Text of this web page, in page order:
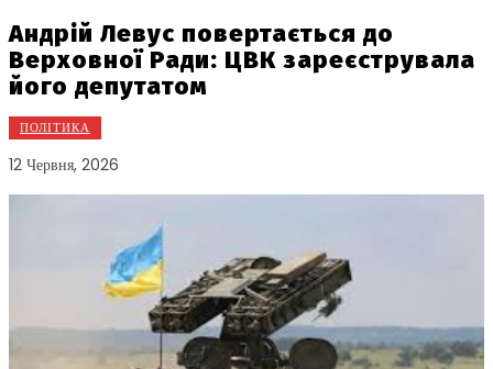
Андрій Левус повертається до
Верховної Ради: ЦВК зареєструвала
його депутатом
ПОЛІТИКА
12 Червня, 2026